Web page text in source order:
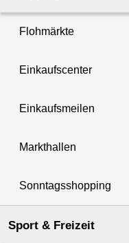
Flohmärkte
Einkaufscenter
Einkaufsmeilen
Markthallen
Sonntagsshopping
Sport & Freizeit